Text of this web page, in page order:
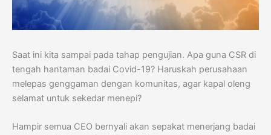
Saat ini kita sampai pada tahap pengujian. Apa guna CSR di
tengah hantaman badai Covid-19? Haruskah perusahaan
melepas genggaman dengan komunitas, agar kapal oleng
selamat untuk sekedar menepi?
Hampir semua CEO bernyali akan sepakat menerjang badai